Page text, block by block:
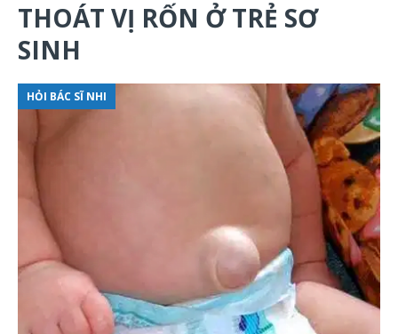
THOÁT VỊ RỐN Ở TRẺ SƠ
SINH
HỎI BÁC SĨ NHI